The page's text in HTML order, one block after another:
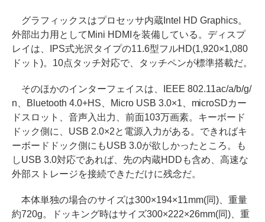
グラフィックスはプロセッサ内蔵Intel HD Graphics。
外部出力用としてMini HDMIを装備している。ディスプ
レイは、IPS式光沢タイプの11.6型フルHD(1,920×1,080
ドット)。10点タッチ対応で、タッチペンが標準搭載だ。
そのほかのインターフェイスは、IEEE 802.11ac/a/b/g/
n、Bluetooth 4.0+HS、Micro USB 3.0×1、microSDカー
ドスロット、音声入出力、前面103万画素。キーボード
ドック側に、USB 2.0×2と電源入力がある。できればキ
ーボードドック側にもUSB 3.0が欲しかったところ。も
しUSB 3.0対応であれば、先の内蔵HDDも含め、高速な
外部ストレージを接続できただけに残念だ。
本体単独の場合のサイズは300×194×11mm(同)、重量
約720g。ドッキング時はサイズ300×222×26mm(同)、重